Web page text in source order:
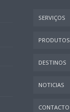
SERVIÇOS
PRODUTOS
DESTINOS
NOTICIAS
CONTACTO